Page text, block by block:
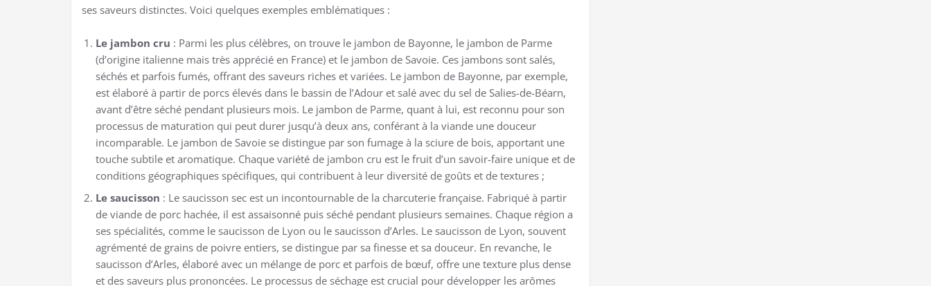
ses saveurs distinctes. Voici quelques exemples emblématiques :
Le jambon cru : Parmi les plus célèbres, on trouve le jambon de Bayonne, le jambon de Parme
(d’origine italienne mais très apprécié en France) et le jambon de Savoie. Ces jambons sont salés,
séchés et parfois fumés, offrant des saveurs riches et variées. Le jambon de Bayonne, par exemple,
est élaboré à partir de porcs élevés dans le bassin de l’Adour et salé avec du sel de Salies-de-Béarn,
avant d’être séché pendant plusieurs mois. Le jambon de Parme, quant à lui, est reconnu pour son
processus de maturation qui peut durer jusqu’à deux ans, conférant à la viande une douceur
incomparable. Le jambon de Savoie se distingue par son fumage à la sciure de bois, apportant une
touche subtile et aromatique. Chaque variété de jambon cru est le fruit d’un savoir-faire unique et de
conditions géographiques spécifiques, qui contribuent à leur diversité de goûts et de textures ;
Le saucisson : Le saucisson sec est un incontournable de la charcuterie française. Fabriqué à partir
de viande de porc hachée, il est assaisonné puis séché pendant plusieurs semaines. Chaque région a
ses spécialités, comme le saucisson de Lyon ou le saucisson d’Arles. Le saucisson de Lyon, souvent
agrémenté de grains de poivre entiers, se distingue par sa finesse et sa douceur. En revanche, le
saucisson d’Arles, élaboré avec un mélange de porc et parfois de bœuf, offre une texture plus dense
et des saveurs plus prononcées. Le processus de séchage est crucial pour développer les arômes